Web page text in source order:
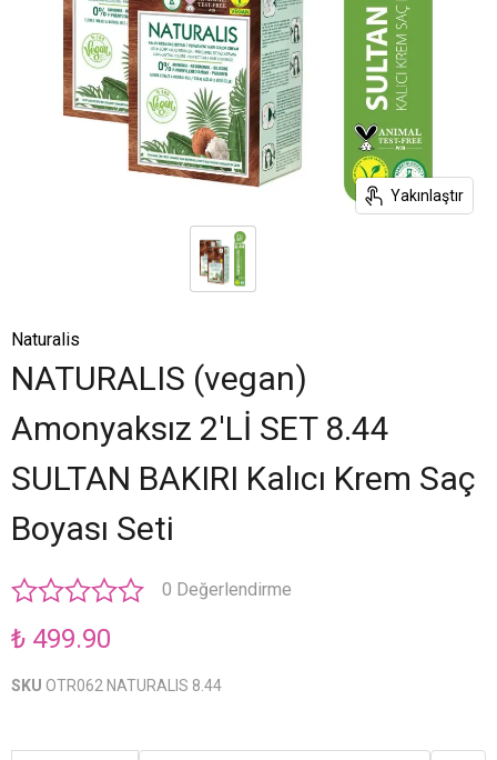
Yakınlaştır
Naturalis
NATURALIS (vegan)
Amonyaksız 2'Lİ SET 8.44
SULTAN BAKIRI Kalıcı Krem Saç
Boyası Seti
0 Değerlendirme
₺ 499.90
SKU OTR062 NATURALIS 8.44